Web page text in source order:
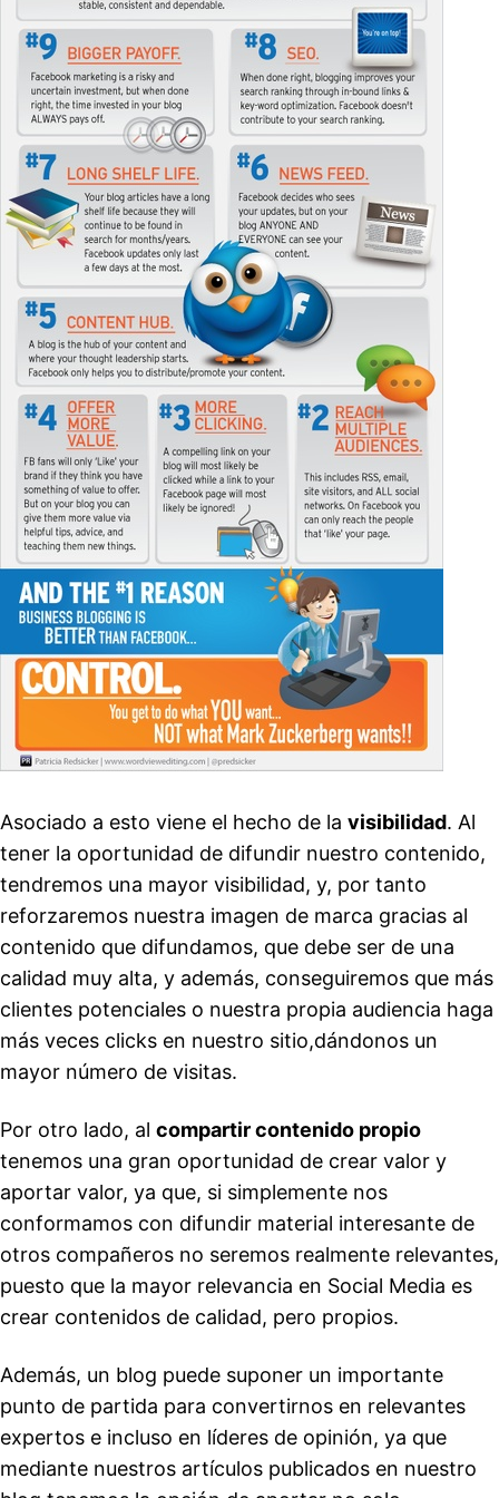
Asociado a esto viene el hecho de la visibilidad. Al
tener la oportunidad de difundir nuestro contenido,
tendremos una mayor visibilidad, y, por tanto
reforzaremos nuestra imagen de marca gracias al
contenido que difundamos, que debe ser de una
calidad muy alta, y además, conseguiremos que más
clientes potenciales o nuestra propia audiencia haga
más veces clicks en nuestro sitio,dándonos un
mayor número de visitas.
Por otro lado, al compartir contenido propio
tenemos una gran oportunidad de crear valor y
aportar valor, ya que, si simplemente nos
conformamos con difundir material interesante de
otros compañeros no seremos realmente relevantes,
puesto que la mayor relevancia en Social Media es
crear contenidos de calidad, pero propios.
Además, un blog puede suponer un importante
punto de partida para convertirnos en relevantes
expertos e incluso en líderes de opinión, ya que
mediante nuestros artículos publicados en nuestro